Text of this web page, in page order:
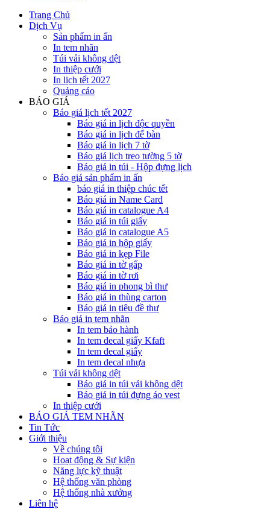
Trang Chủ
Dịch Vụ
Sản phẩm in ấn
In tem nhãn
Túi vải không dệt
In thiệp cưới
In lịch tết 2027
Quảng cáo
BÁO GIÁ
Báo giá lịch tết 2027
Báo giá in lịch độc quyền
Báo giá in lịch để bàn
Báo giá in lịch 7 tờ
Báo giá lịch treo tường 5 tờ
Báo giá in túi - Hộp đựng lịch
Báo giá sản phẩm in ấn
báo giá in thiệp chúc tết
Báo giá in Name Card
Báo giá in catalogue A4
Báo giá in túi giấy
Báo giá in catalogue A5
Báo giá in hộp giấy
Báo giá in kẹp File
Báo giá in tờ gấp
Báo giá in tờ rơi
Báo giá in phong bì thư
Báo giá in thùng carton
Báo giá in tiêu đề thư
Báo giá in tem nhãn
In tem bảo hành
In tem decal giấy Kfaft
In tem decal giấy
In tem decal nhựa
Túi vải không dệt
Báo giá in túi vải không dệt
Báo giá in túi đựng áo vest
In thiệp cưới
BÁO GIÁ TEM NHÃN
Tin Tức
Giới thiệu
Về chúng tôi
Hoạt động & Sự kiện
Năng lực kỹ thuật
Hệ thống văn phòng
Hệ thống nhà xưởng
Liên hệ